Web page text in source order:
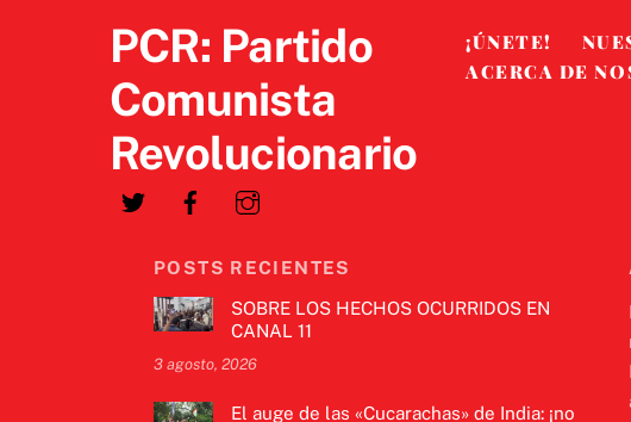
PCR: Partido
Comunista
Revolucionario
¡ÚNETE!
ACERCA DE
POSTS RECIENTES
SOBRE LOS HECHOS OCURRIDOS EN
CANAL 11
3 agosto, 2026
El auge de las «Cucarachas» de India: ¡no